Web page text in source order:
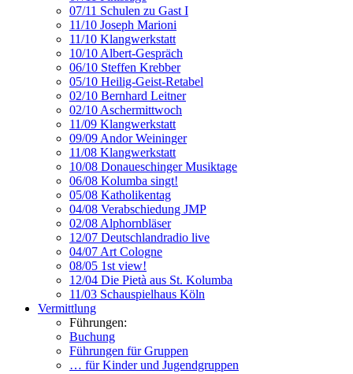
07/11 Schulen zu Gast I
11/10 Joseph Marioni
11/10 Klangwerkstatt
10/10 Albert-Gespräch
06/10 Steffen Krebber
05/10 Heilig-Geist-Retabel
02/10 Bernhard Leitner
02/10 Aschermittwoch
11/09 Klangwerkstatt
09/09 Andor Weininger
11/08 Klangwerkstatt
10/08 Donaueschinger Musiktage
06/08 Kolumba singt!
05/08 Katholikentag
04/08 Verabschiedung JMP
02/08 Alphornbläser
12/07 Deutschlandradio live
04/07 Art Cologne
08/05 1st view!
12/04 Die Pietà aus St. Kolumba
11/03 Schauspielhaus Köln
Vermittlung
Führungen:
Buchung
Führungen für Gruppen
… für Kinder und Jugendgruppen